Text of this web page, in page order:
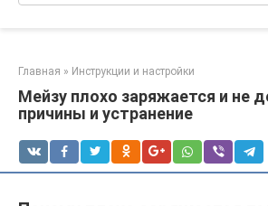
Главная » Инструкции и настройки
Мейзу плохо заряжается и не
причины и устранение